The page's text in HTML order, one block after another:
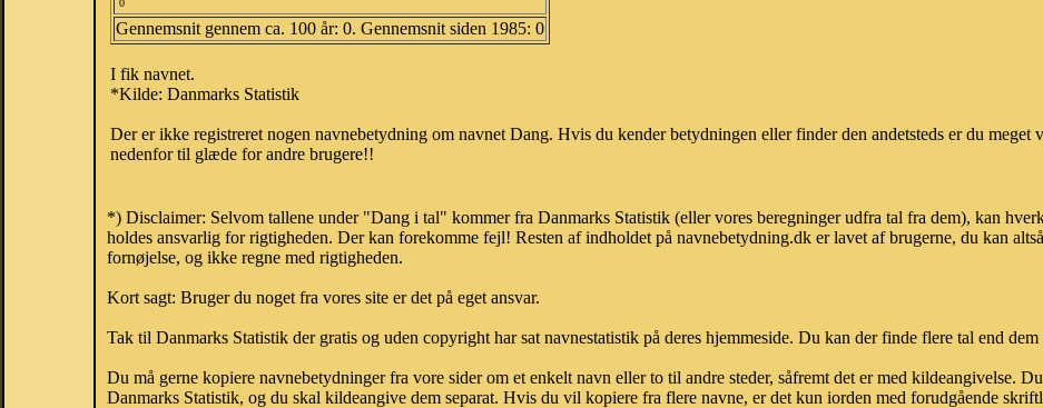
0
Gennemsnit gennem ca. 100 år: 0. Gennemsnit siden 1985: 0
I fik navnet.
*Kilde: Danmarks Statistik
Der er ikke registreret nogen navnebetydning om navnet Dang. Hvis du kender betydningen eller finder den andetsteds er du meget
nedenfor til glæde for andre brugere!!
*) Disclaimer: Selvom tallene under "Dang i tal" kommer fra Danmarks Statistik (eller vores beregninger udfra tal fra dem), kan
holdes ansvarlig for rigtigheden. Der kan forekomme fejl! Resten af indholdet på navnebetydning.dk er lavet af brugerne, du kan
fornøjelse, og ikke regne med rigtigheden.
Kort sagt: Bruger du noget fra vores site er det på eget ansvar.
Tak til Danmarks Statistik der gratis og uden copyright har sat navnestatistik på deres hjemmeside. Du kan der finde flere tal end
Du må gerne kopiere navnebetydninger fra vore sider om et enkelt navn eller to til andre steder, såfremt det er med kildeangivelse.
Danmarks Statistik, og du skal kildeangive dem separat. Hvis du vil kopiere fra flere navne, er det kun iorden med forudgående